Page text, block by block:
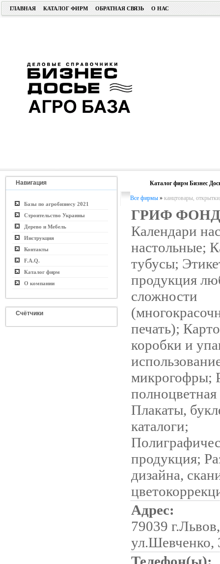
ГЛАВНАЯ КАТАЛОГ ФИРМ ОБРАТНАЯ СВЯЗЬ О НАС
Навигация
Базы по агробизнесу 2021
Строительство Украины
Дерево и Мебель
Инструкция
Контакты
F.A.Q.
Каталог фирм
О компании
Счётчики
Каталог фирм Бизнес
Все фирмы » канцтовары,
ГРИФ
Календари
настольные;
тубусы;
продукция
сложности
печать);
коробки и
микрогофры;
Плакаты,
каталоги;
продукция;
дизайна,
Адрес:
79039 г.Львов,
ул.Шевченко,